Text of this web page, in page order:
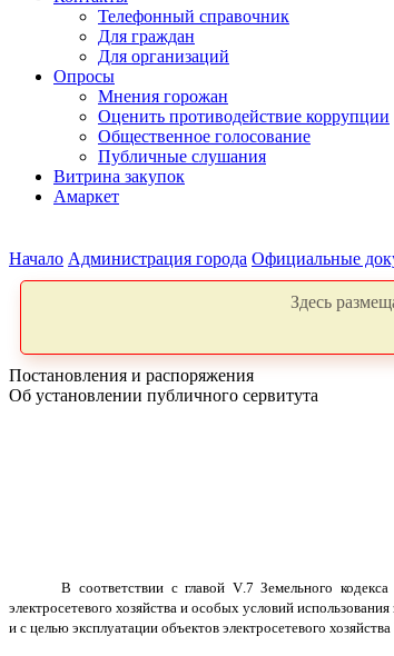
Телефонный справочник
Для граждан
Для организаций
Опросы
Мнения горожан
Оценить противодействие коррупции
Общественное голосование
Публичные слушания
Витрина закупок
Амаркет
Начало Администрация города Официальные
Здесь
Постановления и распоряжения
Об установлении публичного сервитута
В соответствии с главой V.7 Земельного
электросетевого хозяйства и особых условий
и с целью эксплуатации объектов электросетевого